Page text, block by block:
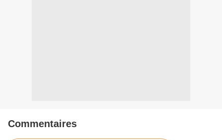
Commentaires